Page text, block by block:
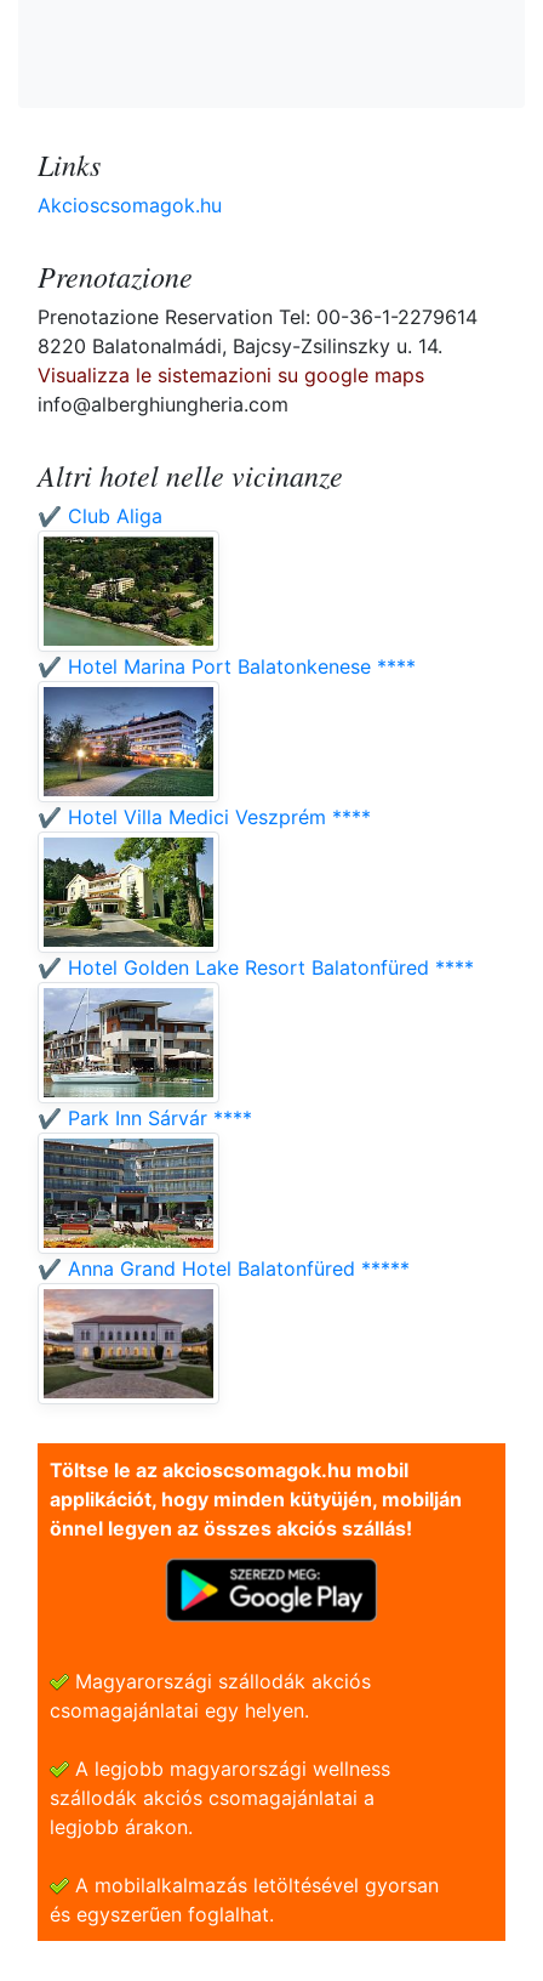
Links
Akcioscsomagok.hu
Prenotazione
Prenotazione Reservation Tel: 00-36-1-2279614
8220 Balatonalmádi, Bajcsy-Zsilinszky u. 14.
Visualizza le sistemazioni su google maps
info@alberghiungheria.com
Altri hotel nelle vicinanze
✔️ Club Aliga
✔️ Hotel Marina Port Balatonkenese ****
✔️ Hotel Villa Medici Veszprém ****
✔️ Hotel Golden Lake Resort Balatonfüred ****
✔️ Park Inn Sárvár ****
✔️ Anna Grand Hotel Balatonfüred *****
Töltse le az akcioscsomagok.hu mobil
applikációt, hogy minden kütyüjén, mobilján
önnel legyen az összes akciós szállás!
Magyarországi szállodák akciós
csomagajánlatai egy helyen.
A legjobb magyarországi wellness
szállodák akciós csomagajánlatai a
legjobb árakon.
A mobilalkalmazás letöltésével gyorsan
és egyszerũen foglalhat.